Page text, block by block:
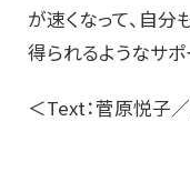
が速くなって、自
得られるようなサポ
＜Text：菅原悦子